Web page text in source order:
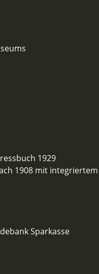
1929
1908 mit integriertem
Sparkasse